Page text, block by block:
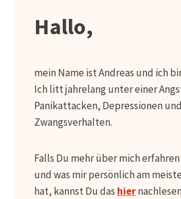
Hallo,
mein Name ist Andreas und ich
Ich litt jahrelang unter einer
Panikattacken, Depressionen und
Zwangsverhalten.
Falls Du mehr über mich
und was mir persönlich am
hat, kannst Du das hier